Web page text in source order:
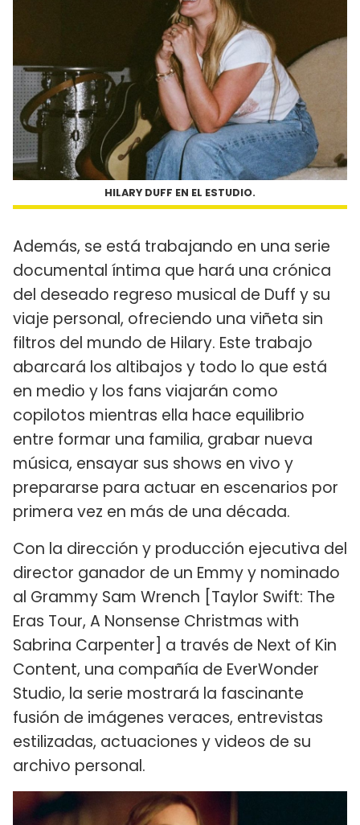
HILARY DUFF EN EL ESTUDIO.
Además, se está trabajando en una serie
documental íntima que hará una crónica
del deseado regreso musical de Duff y su
viaje personal, ofreciendo una viñeta sin
filtros del mundo de Hilary. Este trabajo
abarcará los altibajos y todo lo que está
en medio y los fans viajarán como
copilotos mientras ella hace equilibrio
entre formar una familia, grabar nueva
música, ensayar sus shows en vivo y
prepararse para actuar en escenarios por
primera vez en más de una década.
Con la dirección y producción ejecutiva del
director ganador de un Emmy y nominado
al Grammy Sam Wrench [Taylor Swift: The
Eras Tour, A Nonsense Christmas with
Sabrina Carpenter] a través de Next of Kin
Content, una compañía de EverWonder
Studio, la serie mostrará la fascinante
fusión de imágenes veraces, entrevistas
estilizadas, actuaciones y videos de su
archivo personal.